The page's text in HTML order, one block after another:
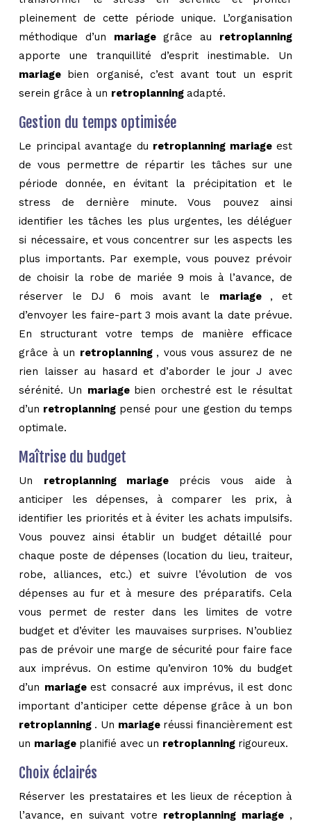
pleinement de cette période unique. L’organisation
méthodique d’un mariage grâce au retroplanning
apporte une tranquillité d’esprit inestimable. Un
mariage bien organisé, c’est avant tout un esprit
serein grâce à un retroplanning adapté.
Gestion du temps optimisée
Le principal avantage du retroplanning mariageest
de vous permettre de répartir les tâches sur une
période donnée, en évitant la précipitation et le
stress de dernière minute. Vous pouvez ainsi
identifier les tâches les plus urgentes, les déléguer
si nécessaire, et vous concentrer sur les aspects les
plus importants. Par exemple, vous pouvez prévoir
de choisir la robe de mariée 9 mois à l’avance, de
réserver le DJ 6 mois avant le mariage , et
d’envoyer les faire-part 3 mois avant la date prévue.
En structurant votre temps de manière efficace
grâce à un retroplanning , vous vous assurez de ne
rien laisser au hasard et d’aborder le jour J avec
sérénité. Un mariage bien orchestré est le résultat
d’un retroplanning pensé pour une gestion du temps
optimale.
Maîtrise du budget
Un retroplanning mariage précis vous aide à
anticiper les dépenses, à comparer les prix, à
identifier les priorités et à éviter les achats impulsifs.
Vous pouvez ainsi établir un budget détaillé pour
chaque poste de dépenses (location du lieu, traiteur,
robe, alliances, etc.) et suivre l’évolution de vos
dépenses au fur et à mesure des préparatifs. Cela
vous permet de rester dans les limites de votre
budget et d’éviter les mauvaises surprises. N’oubliez
pas de prévoir une marge de sécurité pour faire face
aux imprévus. On estime qu’environ 10% du budget
d’un mariageest consacré aux imprévus, il est donc
important d’anticiper cette dépense grâce à un bon
retroplanning . Un mariage réussi financièrement est
un mariage planifié avec un retroplanning rigoureux.
Choix éclairés
Réserver les prestataires et les lieux de réception à
l’avance, en suivant votre retroplanning mariage ,